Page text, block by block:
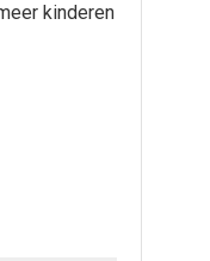
kinderen